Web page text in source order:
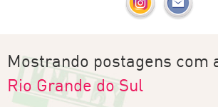
Mostrando postagens com
Rio Grande do Sul